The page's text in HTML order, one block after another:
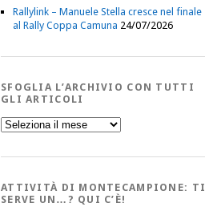
Rallylink – Manuele Stella cresce nel finale
al Rally Coppa Camuna 24/07/2026
SFOGLIA L’ARCHIVIO CON TUTTI
GLI ARTICOLI
Sfoglia
l’Archivio
tutti
Articoli
ATTIVITÀ DI MONTECAMPIONE: TI
SERVE UN…? QUI C’È!